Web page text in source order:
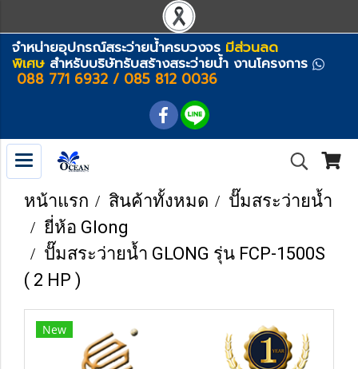
จำหน่ายอุปกรณ์สระว่ายน้ำครบวงจร มีส่วนลด
พิเศษ สำหรับบริษัทรับสร้างสระว่ายน้ำ งานโครงการ
088 771 6932 / 085 812 0036
หน้าแรก สินค้าทั้งหมด
ปั๊มสระว่ายน้ำ
ยี่ห้อ Glong
ปั๊มสระว่ายน้ำ GLONG รุ่น FCP-1500S
( 2 HP )
New